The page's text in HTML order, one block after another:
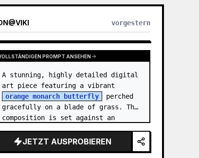
@VIKI vorgestern
PROMPT ANSEHEN
A stunning, highly detailed digital
orange monarch butterfly
perched
gracefully on a blade of grass. The
composition is set against an
composed of mosa…
JETZT AUSPROBIEREN